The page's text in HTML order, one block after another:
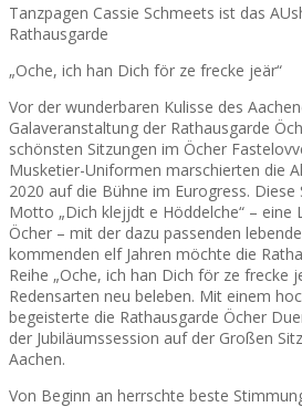
Tanzpagen Cassie Schmeets ist das
Rathausgarde
„Oche, ich han Dich för ze frecke jeär“
Vor der wunderbaren Kulisse des
Galaveranstaltung der Rathausgarde
schönsten Sitzungen im Öcher
Musketier-Uniformen marschierten die
2020 auf die Bühne im Eurogress.
Motto „Dich klejjdt e Höddelche“ – eine
Öcher – mit der dazu passenden
kommenden elf Jahren möchte die
Reihe „Oche, ich han Dich för ze frecke
Redensarten neu beleben. Mit einem
begeisterte die Rathausgarde Öcher
der Jubiläumssession auf der Großen
Aachen.
Von Beginn an herrschte beste